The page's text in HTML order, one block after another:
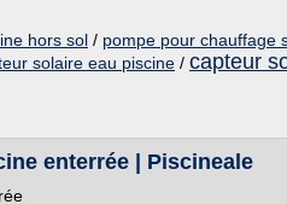
hors sol / pompe pour chauffage
solaire eau piscine / capteur
enterrée | Piscineale